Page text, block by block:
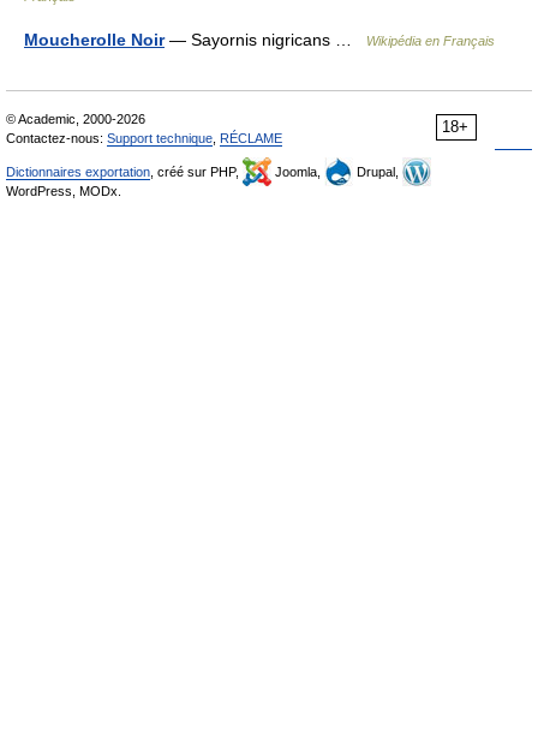
Moucherolle Noir— Sayornis nigricans … Wikipédia en Français
18+
© Academic, 2000-2026
Contactez-nous: Support technique RÉCLAME
Dictionnaires exportation , créé sur PHP, Joomla,
Drupal,
WordPress, MODx.